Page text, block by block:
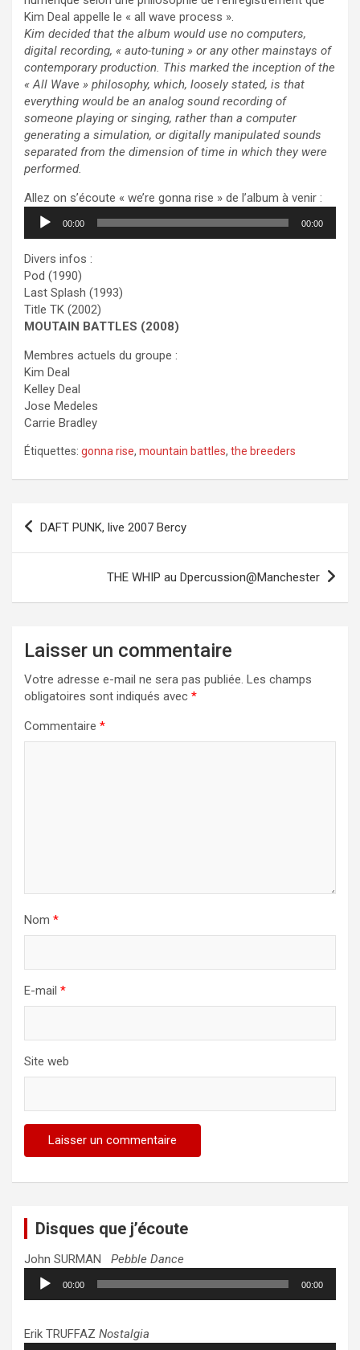
Kim Deal appelle le « all wave process ».
Kim decided that the album would use no computers,
digital recording, « auto-tuning » or any other mainstays of
contemporary production. This marked the inception of the
« All Wave » philosophy, which, loosely stated, is that
everything would be an analog sound recording of
someone playing or singing, rather than a computer
generating a simulation, or digitally manipulated sounds
separated from the dimension of time in which they were
performed.
Allez on s’écoute « we’re gonna rise » de l’album à venir :
Lecteur
audio
00:00 00:00
Divers infos :
Pod (1990)
Last Splash (1993)
Title TK (2002)
MOUTAIN BATTLES (2008)
Membres actuels du groupe :
Kim Deal
Kelley Deal
Jose Medeles
Carrie Bradley
Étiquettes: gonna rise, mountain battles, the breeders
Navigation
de
DAFT PUNK, live 2007 Bercy
THE WHIP au Dpercussion@Manchester
Laisser un commentaire
Votre adresse e-mail ne sera pas publiée. Les champs
obligatoires sont indiqués avec *
Commentaire *
Nom *
E-mail *
Site web
Disques que j’écoute
John SURMAN Pebble Dance
Lecteur
audio
00:00 00:00
Erik TRUFFAZ Nostalgia